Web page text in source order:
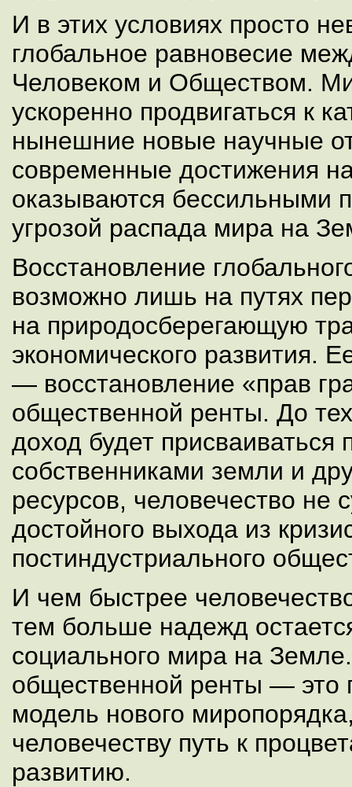
И в этих условиях просто
глобальное равновесие
Человеком и Обществом.
ускоренно продвигаться к
нынешние новые научные
современные достижения
оказываются бессильными
угрозой распада мира на
Восстановление
возможно лишь на путях
на природосберегающую
экономического развития.
— восстановление «прав
общественной ренты. До
доход будет
собственниками земли и
ресурсов, человечество не
достойного выхода из
постиндустриального
И чем быстрее
тем больше надежд
социального мира на
общественной ренты — это
модель нового
человечеству путь к
развитию.